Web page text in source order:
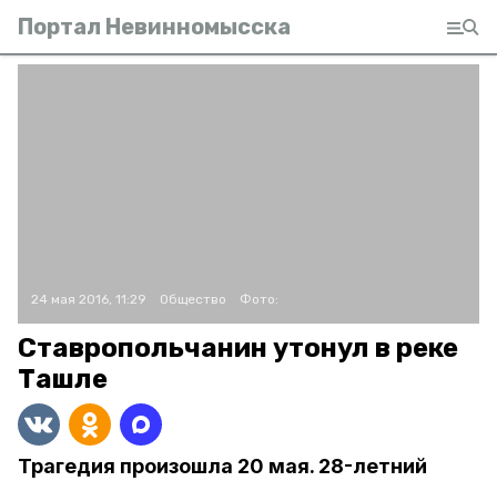
Портал Невинномысска
24 мая 2016, 11:29 Общество Фото:
Ставропольчанин утонул в реке
Ташле
Трагедия произошла 20 мая. 28-летний